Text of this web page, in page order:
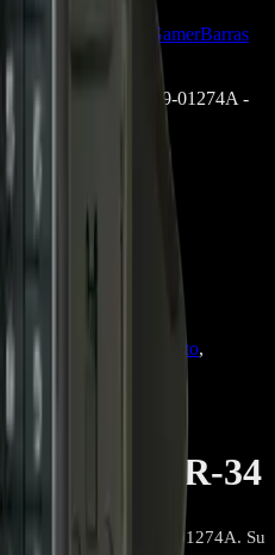
Seríe GamerBarras
Acrilico
TV Samsung BN59-01274A -
, Accesorios de Repuesto,
TV
- CR-34
Samsung BN59-01274A. Su